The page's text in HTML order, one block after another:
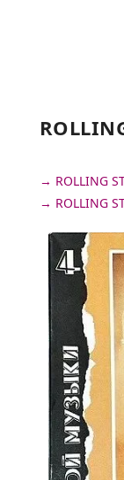
→ ROLLING
→ ROLLING